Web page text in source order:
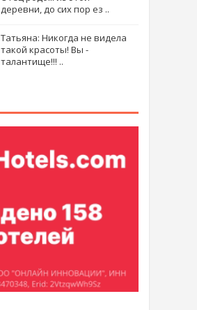
деревни, до сих пор ез ..
Татьяна: Никогда не видела
такой красоты! Вы -
талантище!!! ..